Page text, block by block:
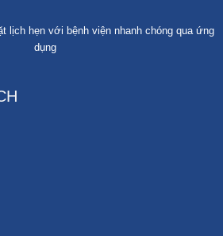
lịch hẹn với bệnh viện nhanh chóng qua ứng
dụng